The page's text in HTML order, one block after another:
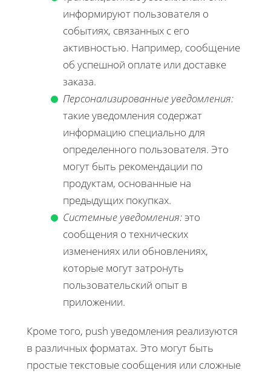
информируют пользователя о
событиях, связанных с его
активностью. Например, сообщение
об успешной оплате или доставке
заказа.
Персонализированные уведомления:
такие уведомления содержат
информацию специально для
определенного пользователя. Это
могут быть рекомендации по
продуктам, основанные на
предыдущих покупках.
Системные уведомления:это
сообщения о технических
изменениях или обновлениях,
которые могут затронуть
пользовательский опыт в
приложении.
Кроме того, push уведомления реализуются
в различных форматах. Это могут быть
простые текстовые сообщения или сложные